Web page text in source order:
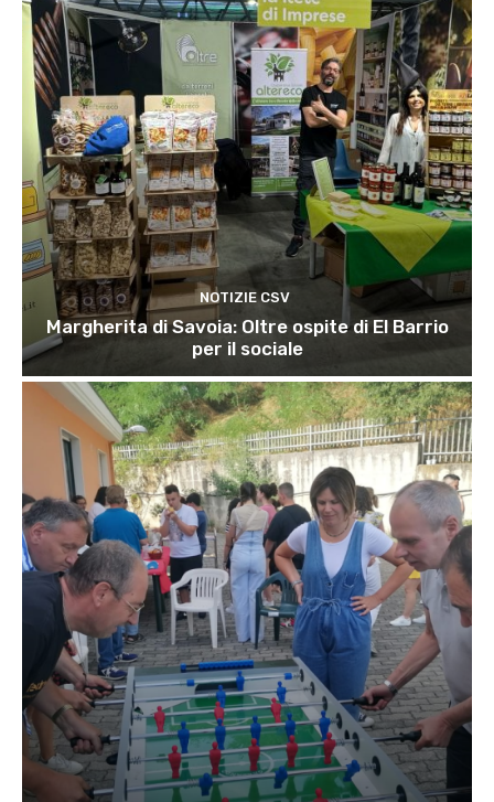
NOTIZIE CSV
Margherita di Savoia: Oltre ospite di El Barrio
per il sociale